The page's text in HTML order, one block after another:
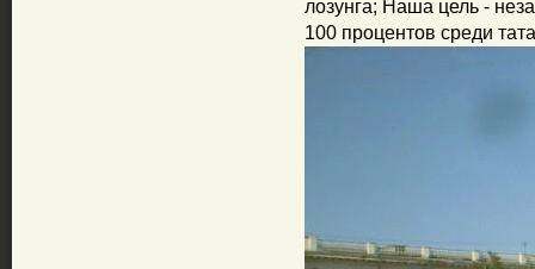
лозунга; Наша цель -
100 процентов среди